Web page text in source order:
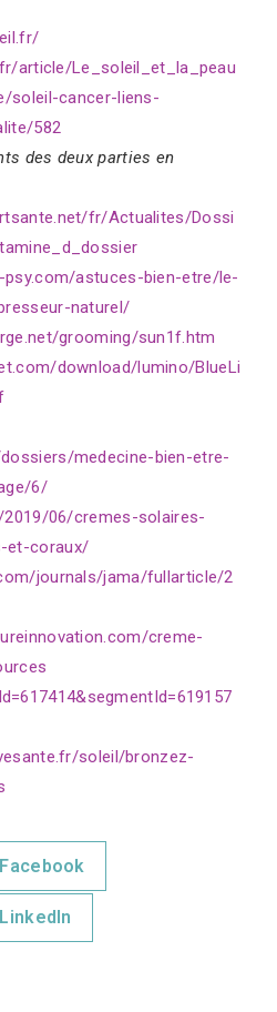
article/Le_soleil_et_la_peau
soleil-cancer-liens-
582
des deux parties en
fr/Actualites/Dossi
astuces-bien-etre/le-
naturel/
grooming/sun1f.htm
download/lumino/BlueLi
medecine-bien-etre-
6/
06/cremes-solaires-
et-coraux/
journals/jama/fullarticle/2
creme-
soleil/bronzez-